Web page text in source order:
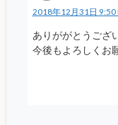
2018年12月31日 9:50
ありががとうござ
今後もよろしくお